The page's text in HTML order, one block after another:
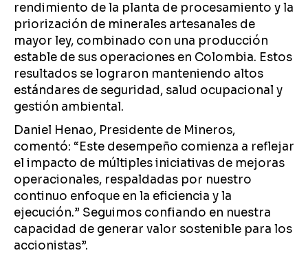
rendimiento de la planta de procesamiento y la
priorización de minerales artesanales de
mayor ley, combinado con una producción
estable de sus operaciones en Colombia. Estos
resultados se lograron manteniendo altos
estándares de seguridad, salud ocupacional y
gestión ambiental.
Daniel Henao, Presidente de Mineros,
comentó: “Este desempeño comienza a reflejar
el impacto de múltiples iniciativas de mejoras
operacionales, respaldadas por nuestro
continuo enfoque en la eficiencia y la
ejecución.” Seguimos confiando en nuestra
capacidad de generar valor sostenible para los
accionistas”.